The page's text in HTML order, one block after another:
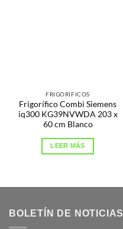
FRIGORÍFICOS
Frigorífico Combi Siemens
iq300 KG39NVWDA 203 x
60 cm Blanco
LEER MÁS
BOLETÍN DE NOTICIAS